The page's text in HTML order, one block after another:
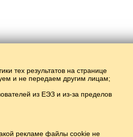
тех результатов на странице
и не передаем другим лицам;
из ЕЭЗ и из-за пределов
рекламе файлы cookie не